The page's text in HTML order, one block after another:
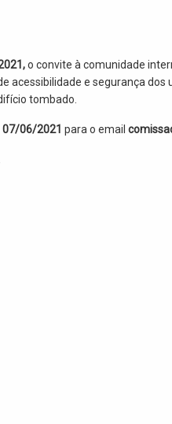
o convite à comunidade
acessibilidade e segurança dos
tombado.
07/06/2021 para o email